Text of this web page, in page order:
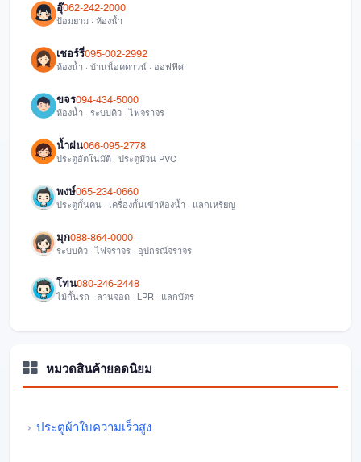
อุ๊062-242-2000
ป้อมยาม · ห้องน้ำ
เชอร์รี่095-002-2992
ห้องน้ำ · บ้านน็อคดาวน์ · ออฟฟิศ
ขจร094-434-5000
ห้องน้ำ · ระบบคิว · ไฟจราจร
น้ำฝน066-095-2778
ประตูอัตโนมัติ · ประตูม้วน PVC
พงษ์065-234-0660
ประตูกั้นคน · เครื่องกั้นเข้าห้องน้ำ · แลกเหรียญ
มุก088-864-0000
ระบบคิว · ไฟจราจร · อุปกรณ์จราจร
โทน080-246-2448
ไม้กั้นรถ · ลานจอด · LPR · แลกบัตร
หมวดสินค้ายอดนิยม
ประตูผ้าใบความเร็วสูง